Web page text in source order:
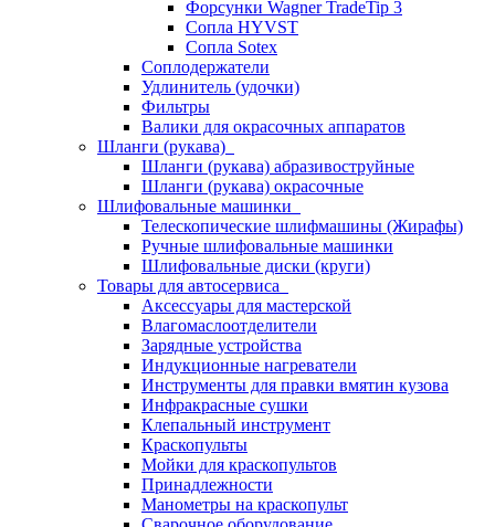
Форсунки Wagner TradeTip 3
Сопла HYVST
Сопла Sotex
Соплодержатели
Удлинитель (удочки)
Фильтры
Валики для окрасочных аппаратов
Шланги (рукава)
Шланги (рукава) абразивоструйные
Шланги (рукава) окрасочные
Шлифовальные машинки
Телескопические шлифмашины (Жирафы)
Ручные шлифовальные машинки
Шлифовальные диски (круги)
Товары для автосервиса
Аксессуары для мастерской
Влагомаслоотделители
Зарядные устройства
Индукционные нагреватели
Инструменты для правки вмятин кузова
Инфракрасные сушки
Клепальный инструмент
Краскопульты
Мойки для краскопультов
Принадлежности
Манометры на краскопульт